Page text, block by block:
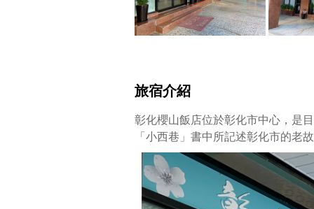
旅宿介紹
彰化櫻山飯店位於彰化市中心，是
「小西巷」書中所記述彰化市的老